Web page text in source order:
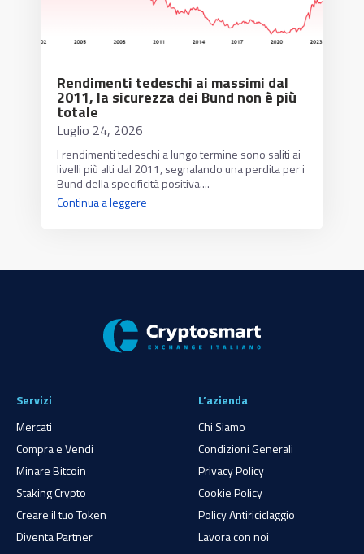
Rendimenti tedeschi ai massimi dal
2011, la sicurezza dei Bund non è più
totale
Luglio 24, 2026
I rendimenti tedeschi a lungo termine sono saliti ai
livelli più alti dal 2011, segnalando una perdita per i
Bund della specificità positiva....
Continua a leggere
Servizi
Mercati
Compra e Vendi
Minare Bitcoin
Staking Crypto
Creare il tuo Token
Diventa Partner
L’azienda
Chi Siamo
Condizioni Generali
Privacy Policy
Cookie Policy
Policy Antiriciclaggio
Lavora con noi